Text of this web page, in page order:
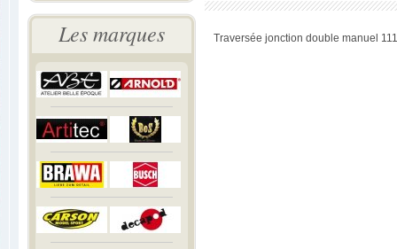
Les marques Traversée jonction double manuel